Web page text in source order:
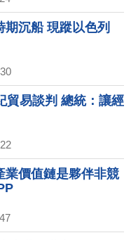
期沉船 現蹤以色列
貿易談判 總統：讓經
業價值鏈是夥伴非競